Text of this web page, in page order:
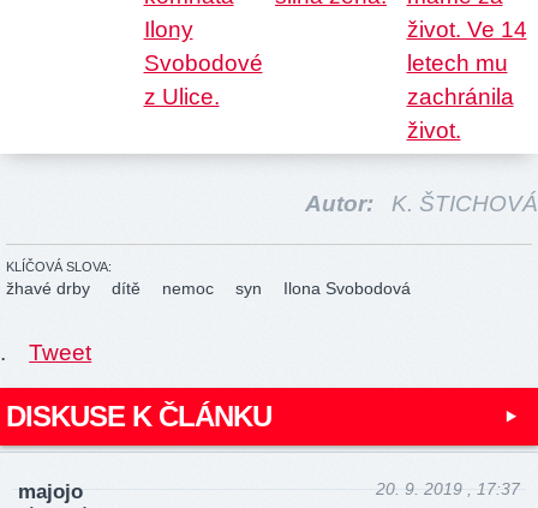
Autor: K. ŠTICHOVÁ
KLÍČOVÁ SLOVA:
žhavé drby dítě nemoc syn Ilona Svobodová
. Tweet
DISKUSE K ČLÁNKU
majojo 20. 9. 2019 , 17:37